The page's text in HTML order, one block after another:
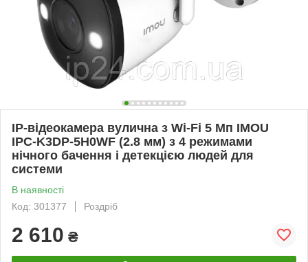
IP-відеокамера вулична з Wi-Fi 5 Мп IMOU
IPC-K3DP-5H0WF (2.8 мм) з 4 режимами
нічного бачення і детекцією людей для
системи
В наявності
Код: 301377
Роздріб
2 610 ₴